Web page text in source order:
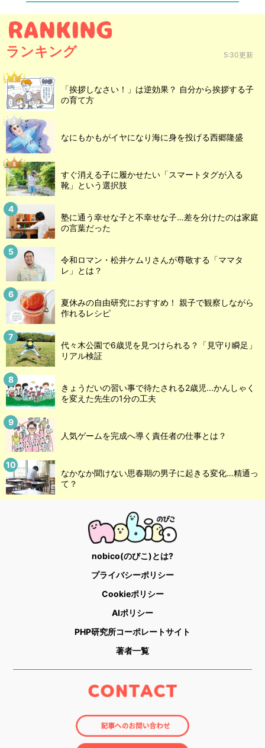
ランキング 5:30更新
「挨拶しなさい！」は逆効果？ 自分から挨拶する子
の育て方
なにもかもがイヤになり海に身を投げる西郷隆盛
すぐ消える子に履かせたい「スマートタグが入る
靴」という選択肢
塾に通う幸せな子と不幸せな子…差を分けたのは家庭
の言葉だった
令和ロマン・松井ケムリさんが尊敬する「ママタ
レ」とは？
夏休みの自由研究におすすめ！ 親子で観察しながら
作れるレシピ
代々木公園で6歳児を見つけられる？「見守り瞬足」
リアル検証
きょうだいの習い事で待たされる2歳児...かんしゃく
を変えた先生の1分の工夫
人気ゲームを完成へ導く責任者の仕事とは？
なかなか聞けない思春期の男子に起きる変化…精通っ
て？
nobico(のびこ)とは?
プライバシーポリシー
Cookieポリシー
AIポリシー
PHP研究所コーポレートサイト
著者一覧